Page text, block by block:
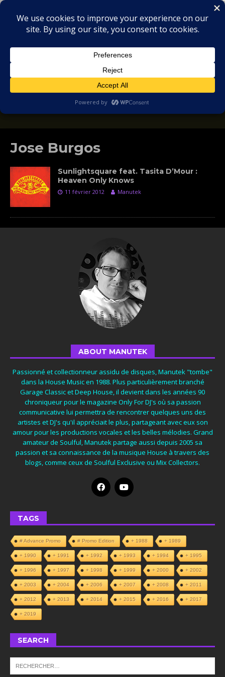
MIX
COLLECTORS
SOULFUL, DEEP HOUSE & GARAGE - MUSIC
Jose Burgos
Sunlightsquare feat. Tasita D’Mour :
Heaven Only Knows
11 février 2012 Manutek
ABOUT MANUTEK
Passionné et collectionneur assidu de disques, Manutek "tombe"
dans la House Music en 1988. Plus particulièrement branché
Garage Classic et Deep House, il devient dans les années 90
chroniqueur pour le magazine Only For DJ's où sa passion
communicative lui permettra de rencontrer quelques uns des
artistes et DJ's qu'il appréciait le plus, partageant avec eux son
amour pour les productions vocales et les belles mélodies. Grand
amateur de Soulful, Manutek partage aussi depuis 2005 sa
passion et sa connaissance de la musique House à travers des
blogs, comme ceux de Soulful Exclusive ou Mix Collectors.
TAGS
# Advance Promo # Promo Edition + 1988 + 1989
+ 1990 + 1991 + 1992 + 1993 + 1994 + 1995
+ 1996 + 1997 + 1998 + 1999 + 2000 + 2002
+ 2003 + 2004 + 2006 + 2007 + 2008 + 2011
+ 2012 + 2013 + 2014 + 2015 + 2016 + 2017
+ 2019
SEARCH